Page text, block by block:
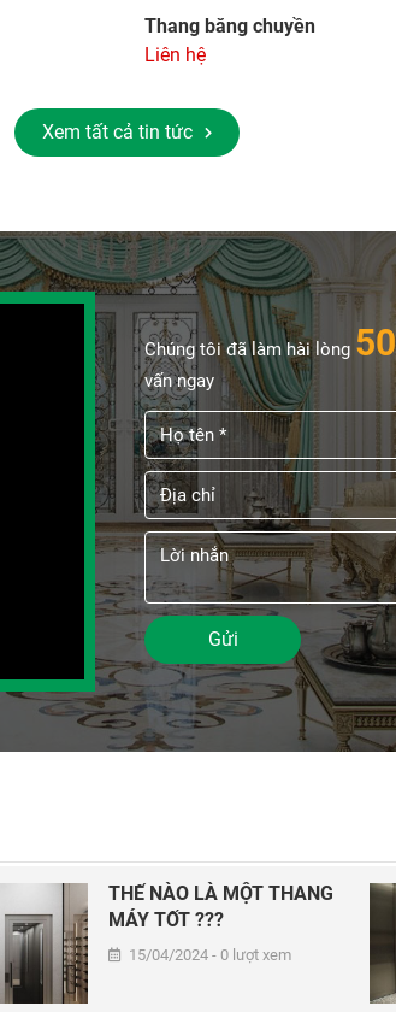
Thang băng chuyền
Liên hệ
Xem tất cả tin tức
Chúng tôi đã làm hài lòng
vấn ngay
Gửi
THẾ NÀO LÀ MỘT THANG
MÁY TỐT ???
15/04/2024 - 0 lượt xem